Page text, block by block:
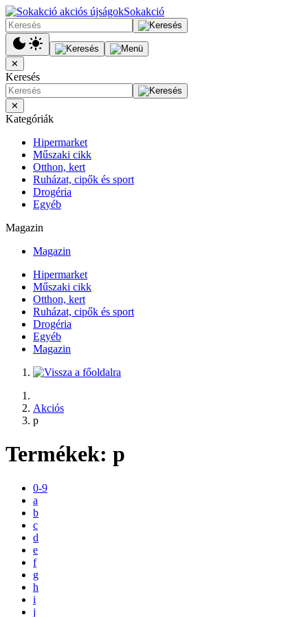
Sokakció
✕
Keresés
✕
Kategóriák
Hipermarket
Műszaki cikk
Otthon, kert
Ruházat, cipők és sport
Drogéria
Egyéb
Magazin
Magazin
Hipermarket
Műszaki cikk
Otthon, kert
Ruházat, cipők és sport
Drogéria
Egyéb
Magazin
Akciós
p
Termékek: p
0-9
a
b
c
d
e
f
g
h
i
j